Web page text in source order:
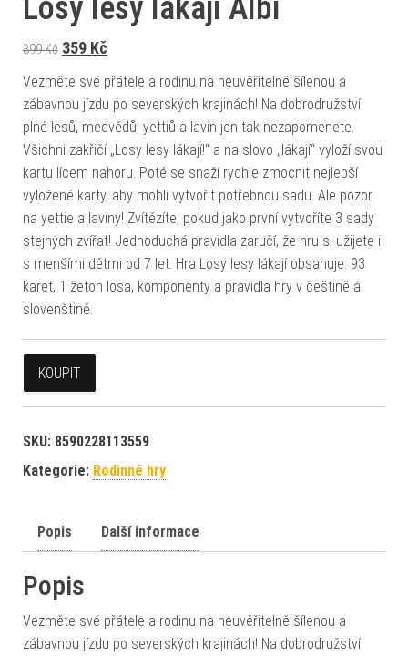
Losy lesy lákají Albi
399Kč Původní cena byla: 399 Kč.
359 Kč
Vezměte své přátele a rodinu na neuvěřitelně šílenou a
zábavnou jízdu po severských krajinách! Na dobrodružství
plné lesů, medvědů, yettiů a lavin jen tak nezapomenete.
Všichni zakřičí „Losy lesy lákají!“ a na slovo „lákají“ vyloží svou
kartu lícem nahoru. Poté se snaží rychle zmocnit nejlepší
vyložené karty, aby mohli vytvořit potřebnou sadu. Ale pozor
na yettie a laviny! Zvítězíte, pokud jako první vytvoříte 3 sady
stejných zvířat! Jednoduchá pravidla zaručí, že hru si užijete i
s menšími dětmi od 7 let. Hra Losy lesy lákají obsahuje: 93
karet, 1 žeton losa, komponenty a pravidla hry v češtině a
slovenštině.
KOUPIT
SKU: 8590228113559
Kategorie: Rodinné hry
Popis Další informace
Popis
Vezměte své přátele a rodinu na neuvěřitelně šílenou a
zábavnou jízdu po severských krajinách! Na dobrodružství